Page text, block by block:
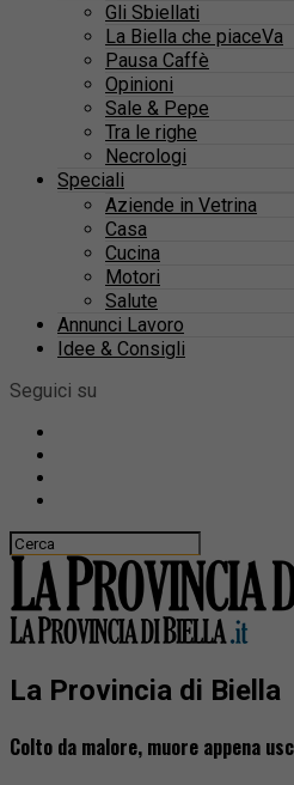
Gli Sbiellati
La Biella che piaceVa
Pausa Caffè
Opinioni
Sale & Pepe
Tra le righe
Necrologi
Speciali
Aziende in Vetrina
Casa
Cucina
Motori
Salute
Annunci Lavoro
Idee & Consigli
Seguici su
La Provincia di Biella
Colto da malore, muore appena